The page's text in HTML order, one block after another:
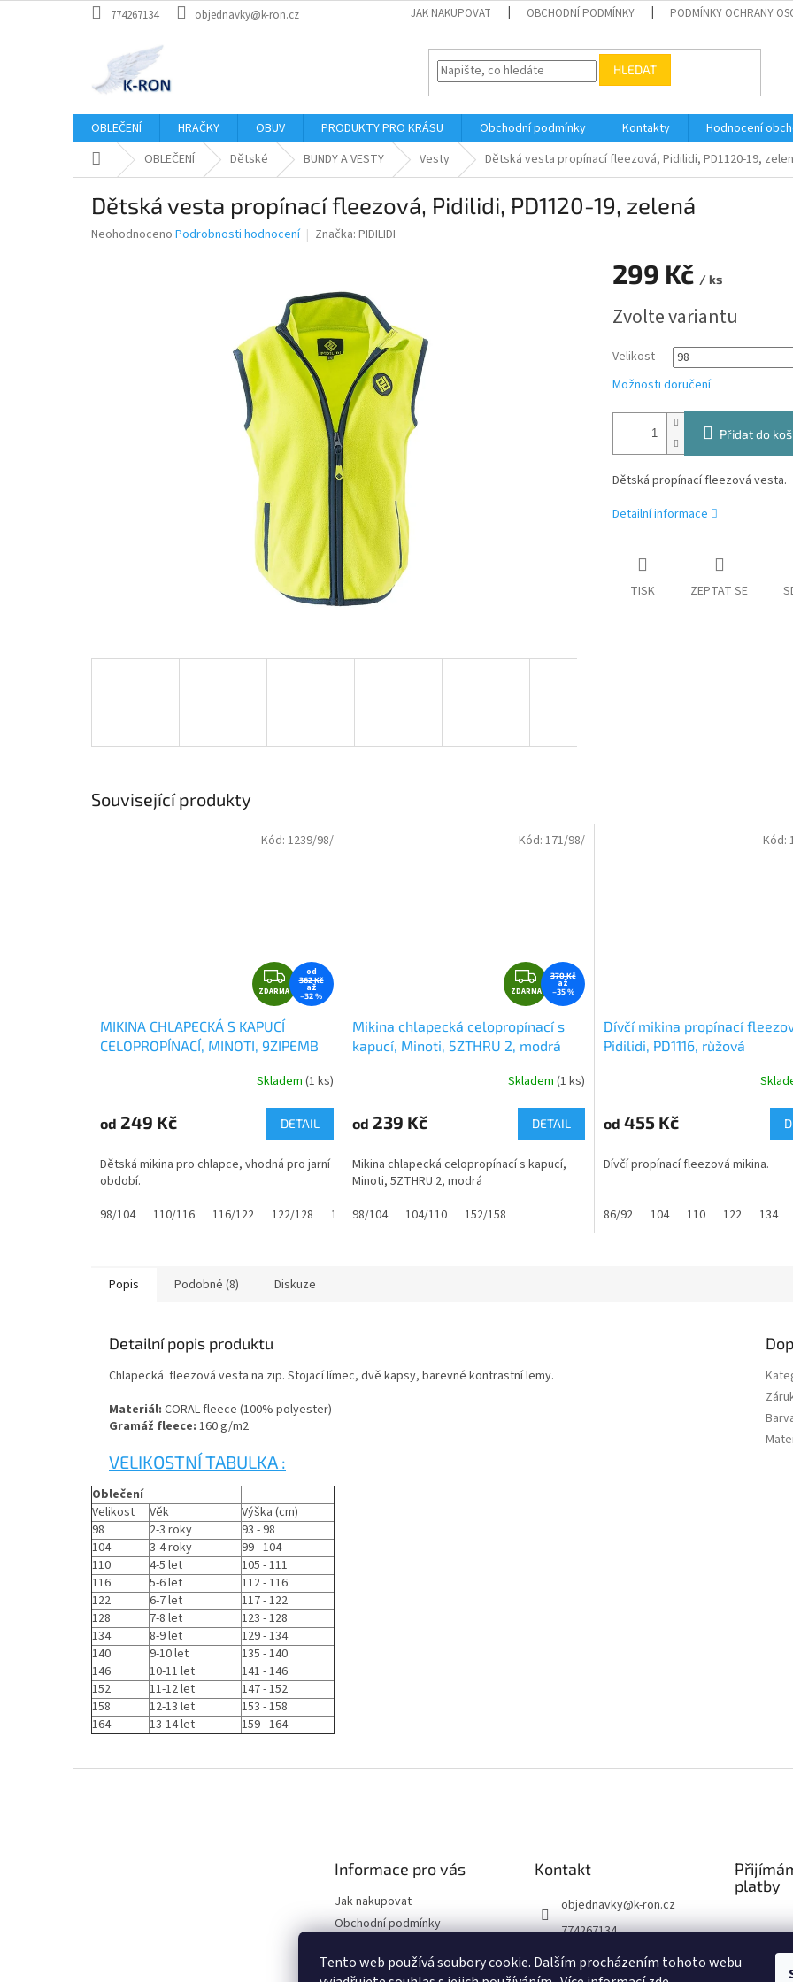
Tento web používá soubory cookie. Dalším procházením tohoto webu
na
774267134 objednavky@k-ron.cz JAK NAKUPOVAT OBCHODNÍ PODMÍNKY PODMÍNKY OCHRANY
HLEDAT
OBLEČENÍ HRAČKY OBUV PRODUKTY PRO KRÁSU Obchodní podmínky Kontakty Hodnocení
Domů OBLEČENÍ Dětské BUNDY A VESTY Vesty Dětská vesta propínací fleezová, Pidilidi, PD1120-19,
Dětská vesta propínací fleezová, Pidilidi, PD1120-19, zelená
Průměrné
Neohodnoceno Podrobnosti hodnocení Značka: PIDILIDI
299 Kč / ks
cena:
Zvolte variantu
Velikost
Možnosti doručení
Přidat do
Dětská propínací fleezová vesta.
Detailní informace
TISK ZEPTAT SE
Související produkty
Z
D
A
R
A
ZDARMA
od
362 Kč
až
–32 %
MIKINA CHLAPECKÁ S KAPUCÍ
CELOPROPÍNACÍ, MINOTI, 9ZIPEMB
Skladem (1 ks)
od 249 Kč DETAIL
Dětská mikina pro chlapce, vhodná pro jarní
období.
98/104
110/116 116/122 122/128 128/134 134/140 140/146 158/164
Kód: 1239/98/
Z
D
R
A
ZDARMA
370 Kč
až
–35 %
Mikina chlapecká celopropínací s
kapucí, Minoti, 5ZTHRU 2, modrá
Skladem (1 ks)
od 239 Kč DETAIL
Mikina chlapecká celopropínací s kapucí,
Minoti, 5ZTHRU 2, modrá
98/104
104/110 152/158
Kód: 171/98/
Dívčí mikina propínací
Pidilidi, PD1116, růžová
od 455 Kč
Dívčí propínací fleezová mikina.
86/92 104 110 122 134
Kód:
Popis Podobné (8) Diskuze
Detailní popis produktu
Chlapecká fleezová vesta na zip. Stojací límec, dvě kapsy, barevné kontrastní lemy.
Materiál: CORAL fleece (100% polyester)
Gramáž fleece: 160 g/m2
VELIKOSTNÍ TABULKA :
Oblečení
Velikost
Věk
Výška (cm)
98
2-3 roky
93 - 98
104
3-4 roky
99 - 104
110
4-5 let
105 - 111
116
5-6 let
112 - 116
122
6-7 let
117 - 122
128
7-8 let
123 - 128
134
8-9 let
129 - 134
140
9-10 let
135 - 140
146
10-11 let
141 - 146
152
11-12 let
147 - 152
158
12-13 let
153 - 158
164
13-14 let 159 - 164
Informace pro vás
Jak nakupovat
Obchodní podmínky
údajů
Kontakt
objednavky@k-ron.cz
774267134
774267134
platby